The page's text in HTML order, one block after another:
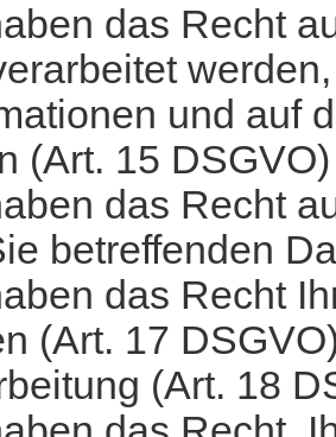
das Recht
und auf
(Art. 15 DSGVO)
das Recht
betreffenden
das Recht
(Art. 17
(Art. 18